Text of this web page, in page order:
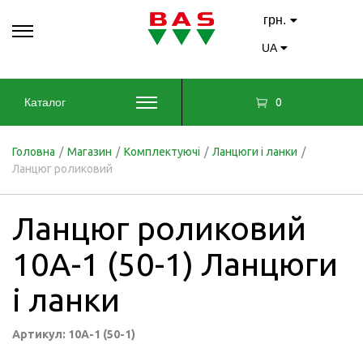
грн.
UA
Каталог 0
Головна / Магазин / Комплектуючі / Ланцюги і ланки /
Ланцюг роликовий
Ланцюг роликовий
10A-1 (50-1) Ланцюги
і ланки
Артикул: 10A-1 (50-1)